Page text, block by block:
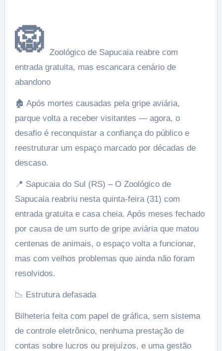
🦁 Zoológico de Sapucaia reabre com
entrada gratuita, mas escancara cenário de
abandono
🏚️ Após mortes causadas pela gripe aviária,
parque volta a receber visitantes — agora, o
desafio é reconquistar a confiança do público e
reestruturar um espaço marcado por décadas de
descaso.
📍 Sapucaia do Sul (RS) – O Zoológico de
Sapucaia reabriu nesta quinta-feira (31) com
entrada gratuita e casa cheia. Após meses fechado
por causa de um surto de gripe aviária que matou
centenas de animais, o espaço volta a funcionar,
mas com velhos problemas que ainda não foram
resolvidos.
📉 Estrutura defasada
Bilheteria feita com papel de gráfica, sem sistema
de controle eletrônico, nenhuma prestação de
contas sobre lucros ou prejuízos, e uma gestão